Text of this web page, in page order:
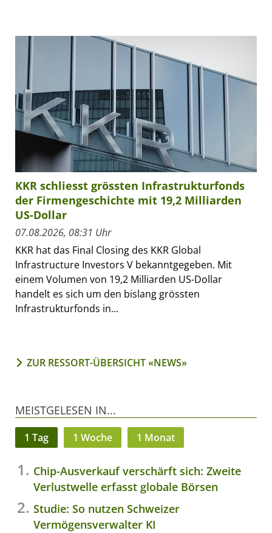
KKR schliesst grössten Infrastrukturfonds
der Firmengeschichte mit 19,2 Milliarden
US-Dollar
07.08.2026, 08:31 Uhr
KKR hat das Final Closing des KKR Global
Infrastructure Investors V bekanntgegeben. Mit
einem Volumen von 19,2 Milliarden US-Dollar
handelt es sich um den bislang grössten
Infrastrukturfonds in...
ZUR RESSORT-ÜBERSICHT «NEWS»
MEISTGELESEN IN...
1 Tag 1 Woche 1 Monat
Chip-Ausverkauf verschärft sich: Zweite
Verlustwelle erfasst globale Börsen
Studie: So nutzen Schweizer
Vermögensverwalter KI